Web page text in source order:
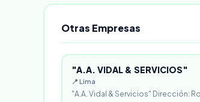
Otras Empresas
"A.A. VIDAL & SERVICIOS"
📍 Lima
"A.A. Vidal & Servicios" Dirección: